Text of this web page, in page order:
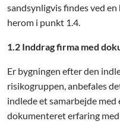
sandsynligvis findes ved
herom i punkt 1.4.
1.2 Inddrag firma med
Er bygningen efter den
risikogruppen, anbefales
indlede et samarbejde
dokumenteret erfaring